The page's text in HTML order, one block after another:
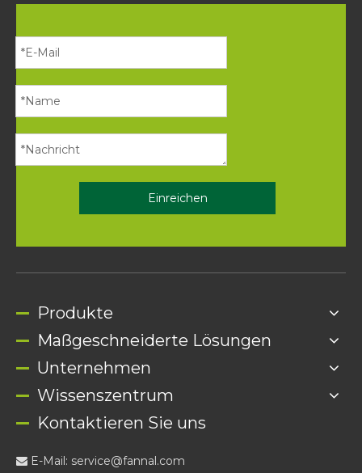
Einreichen
Produkte
Maßgeschneiderte Lösungen
Unternehmen
Wissenszentrum
Kontaktieren Sie uns
 E-Mail: service@fannal.com